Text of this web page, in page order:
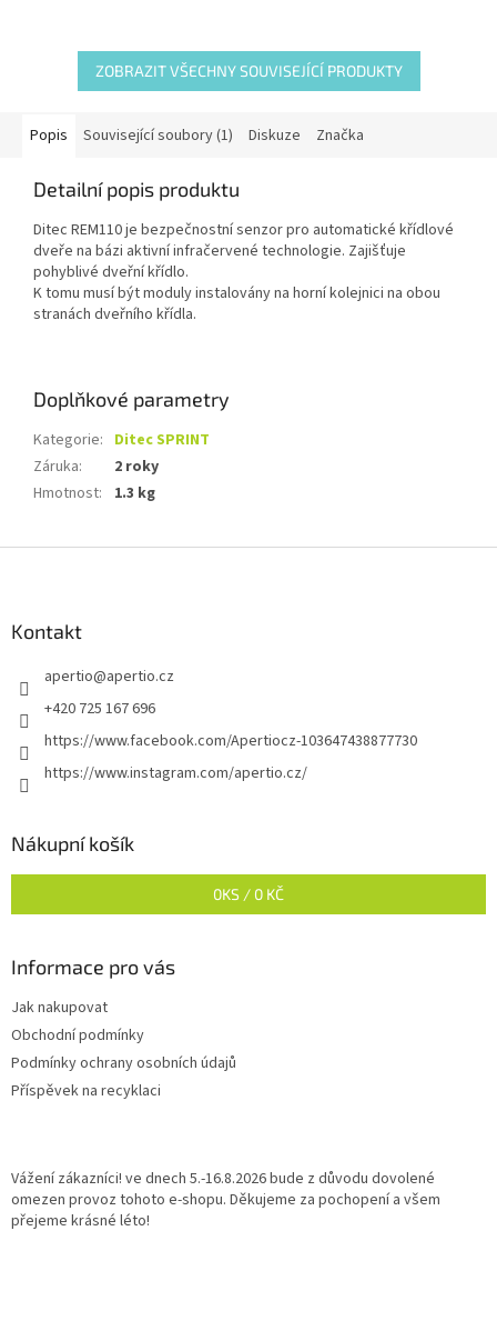
ZOBRAZIT VŠECHNY SOUVISEJÍCÍ PRODUKTY
Popis Související soubory (1) Diskuze Značka
Detailní popis produktu
Ditec REM110 je bezpečnostní senzor pro automatické křídlové
dveře na bázi aktivní infračervené technologie. Zajišťuje
pohyblivé dveřní křídlo.
K tomu musí být moduly instalovány na horní kolejnici na obou
stranách dveřního křídla.
Doplňkové parametry
Kategorie: Ditec SPRINT
Záruka:
2 roky
Hmotnost: 1.3 kg
Kontakt
apertio@apertio.cz
+420 725 167 696
https://www.facebook.com/Apertiocz-103647438877730
https://www.instagram.com/apertio.cz/
Nákupní košík
0KS / 0 KČ
Informace pro vás
Jak nakupovat
Obchodní podmínky
Podmínky ochrany osobních údajů
Příspěvek na recyklaci
Vážení zákazníci! ve dnech 5.-16.8.2026 bude z důvodu dovolené
omezen provoz tohoto e-shopu. Děkujeme za pochopení a všem
přejeme krásné léto!